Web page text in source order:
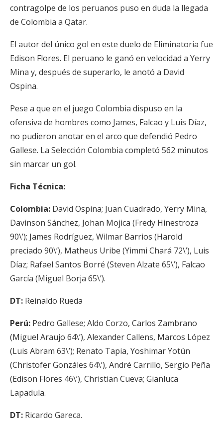
contragolpe de los peruanos puso en duda la llegada
de Colombia a Qatar.
El autor del único gol en este duelo de Eliminatoria fue
Edison Flores. El peruano le ganó en velocidad a Yerry
Mina y, después de superarlo, le anotó a David
Ospina.
Pese a que en el juego Colombia dispuso en la
ofensiva de hombres como James, Falcao y Luis Díaz,
no pudieron anotar en el arco que defendió Pedro
Gallese. La Selección Colombia completó 562 minutos
sin marcar un gol.
Ficha Técnica:
Colombia: David Ospina; Juan Cuadrado, Yerry Mina,
Davinson Sánchez, Johan Mojica (Fredy Hinestroza
90\’); James Rodríguez, Wilmar Barrios (Harold
preciado 90\’), Matheus Uribe (Yimmi Chará 72\’), Luis
Díaz; Rafael Santos Borré (Steven Alzate 65\’), Falcao
García (Miguel Borja 65\’).
DT: Reinaldo Rueda
Perú: Pedro Gallese; Aldo Corzo, Carlos Zambrano
(Miguel Araujo 64\’), Alexander Callens, Marcos López
(Luis Abram 63\’); Renato Tapia, Yoshimar Yotún
(Christofer Gonzáles 64\’), André Carrillo, Sergio Peña
(Edison Flores 46\’), Christian Cueva; Gianluca
Lapadula.
DT: Ricardo Gareca.